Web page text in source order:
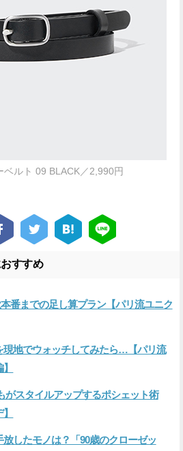
ベルト 09 BLACK／2,990円
すすめ
番までの足し算プラン【パリ流ユニク
現地でウォッチしてみたら…【パリ流
がスタイルアップするポシェット術
したモノは？「90歳のクローゼッ